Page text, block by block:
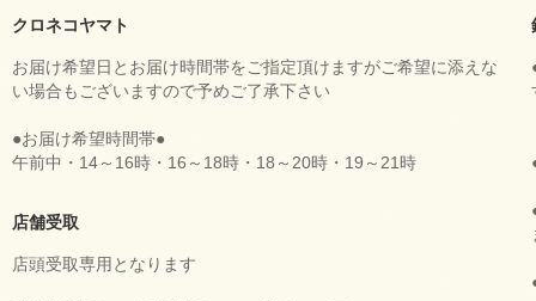
クロネコヤマト
お届け希望日とお届け時間帯をご指定頂けますがご希望に添えな
い場合もございますので予めご了承下さい
●お届け希望時間帯●
午前中・14～16時・16～18時・18～20時・19～21時
店舗受取
店頭受取専用となります